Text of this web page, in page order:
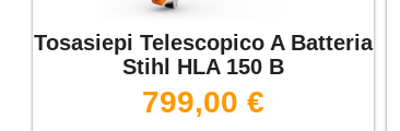
Tosasiepi Telescopico A Batteria
Stihl HLA 150 B
799,00 €